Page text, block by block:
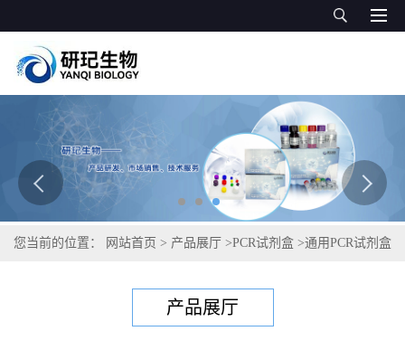
您当前的位置： 网站首页 > 产品展厅 >PCR试剂盒 >通用PCR试剂盒
产品展厅